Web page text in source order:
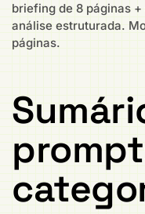
briefing de 8 páginas
análise estruturada.
páginas.